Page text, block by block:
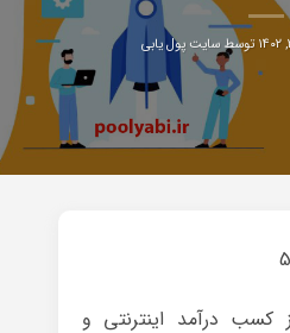
توسطسایت پول یابی
درآمد اینترنتی و